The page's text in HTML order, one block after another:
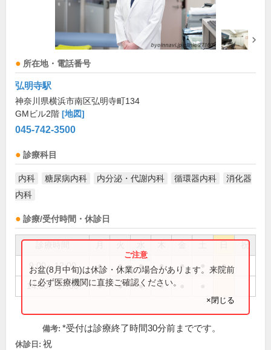
所在地・電話番号
弘明寺駅
神奈川県横浜市南区弘明寺町134
GMビル2階 [地図]
045-742-3500
診療科目
内科 糖尿病内科 内分泌・代謝内科 循環器内科
消化器
内科
診療/受付時間・休診日
祝
9:00～12:00 ● ● ● ● ● ●
14:00～17:00 ● ● ● ●
お盆(8月中旬)は休診・休業の場合があります。来院前
に必ず医療機関に直接ご確認ください。
×閉じる
備考: *受付は診療終了時間30分前までです。
休診日: 祝